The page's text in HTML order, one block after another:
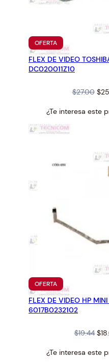
a
i
d
a
OFERTAPRODUCTO
EN
OFERTA
FLEX DE VIDEO
DC020011Z10
$27.00 $
¿Te interesa este
OFERTAPRODUCTO
EN
OFERTA
FLEX DE VIDEO HP
6017B0232102
$19.44 $
¿Te interesa este